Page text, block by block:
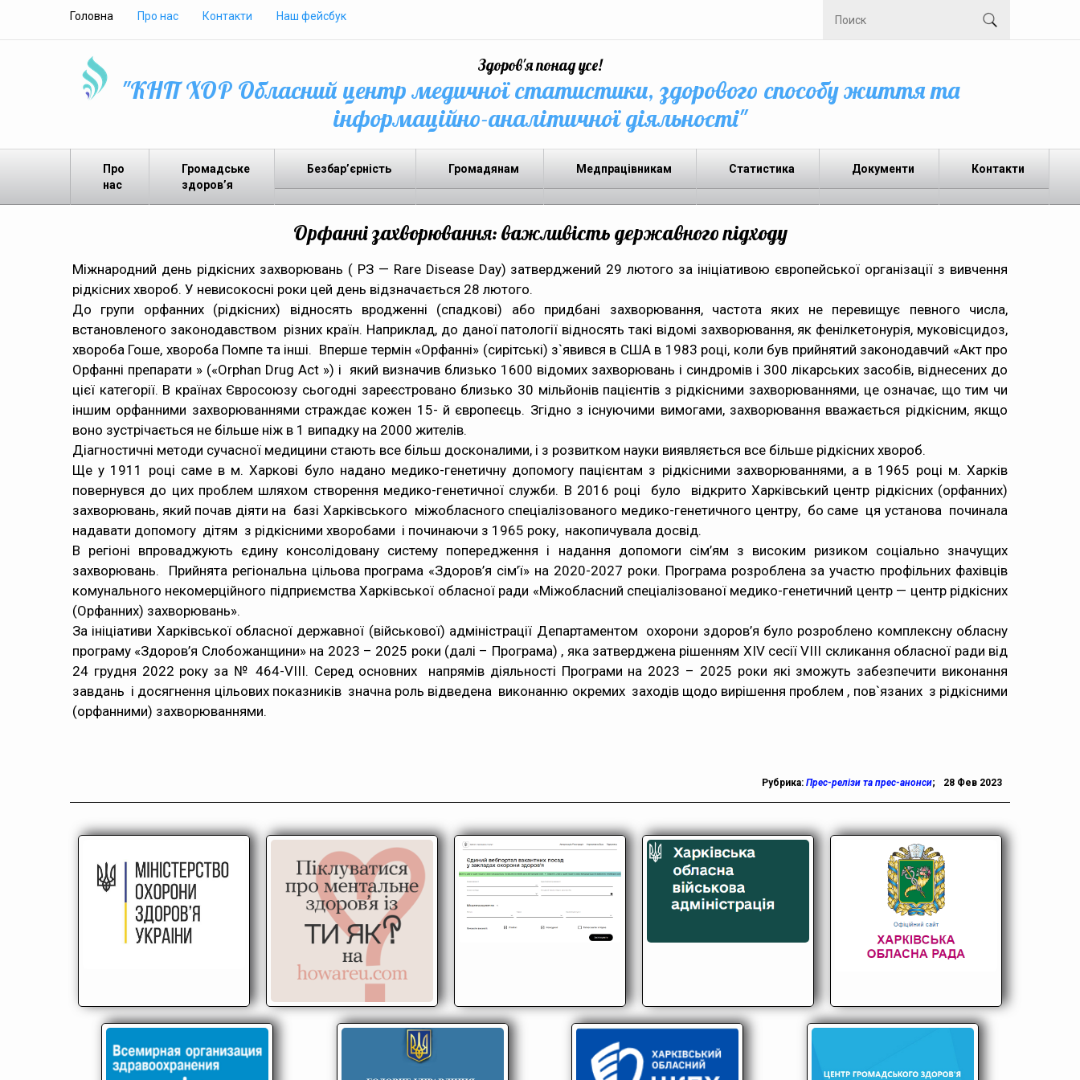
Головна Про нас Контакти Наш фейсбук
Здоров'я понад усе!
"КНП ХОР Обласний центр медичної статистики, здорового способу життя та
інформаційно-аналітичної діяльності"
Про
нас
Громадське
здоров’я
Безбар’єрність Громадянам Медпрацівникам Статистика Документи Контакти
Орфанні захворювання: важливість державного підходу
Міжнародний день рідкісних захворювань ( РЗ — Rare Disease Day) затверджений 29 лютого за ініціативою європейської організації з вивчення
рідкісних хвороб. У невисокосні роки цей день відзначається 28 лютого.
До групи орфанних (рідкісних) відносять вродженні (спадкові) або придбані захворювання, частота яких не перевищує певного числа,
встановленого законодавством різних країн. Наприклад, до даної патології відносять такі відомі захворювання, як фенілкетонурія, муковісцидоз,
хвороба Гоше, хвороба Помпе та інші. Вперше термін «Орфаннi» (сирітські) з`явився в США в 1983 році, коли був прийнятий законодавчий «Акт про
Орфаннi препарати » («Orphan Drug Act ») і який визначив близько 1600 відомих захворювань і синдромів і 300 лікарських засобів, віднесених до
цієї категорії. В країнах Євросоюзу сьогодні зареєстровано близько 30 мільйонів пацієнтів з рідкісними захворюваннями, це означає, що тим чи
іншим орфанними захворюваннями страждає кожен 15- й європеєць. Згідно з існуючими вимогами, захворювання вважається рідкісним, якщо
воно зустрічається не більше ніж в 1 випадку на 2000 жителів.
Діагностичні методи сучасної медицини стають все більш досконалими, і з розвитком науки виявляється все більше рідкісних хвороб.
Ще у 1911 році саме в м. Харкові було надано медико-генетичну допомогу пацієнтам з рідкісними захворюваннями, а в 1965 році м. Харків
повернувся до цих проблем шляхом створення медико-генетичної служби. В 2016 роцi було відкрито Харківський центр рідкісних (орфанних)
захворювань, який почав діяти на базі Харківського міжобласного спеціалізованого медико-генетичного центру, бо саме ця установа починала
надавати допомогу дітям з рідкісними хворобами і починаючи з 1965 року, накопичувала досвід.
В регіоні впроваджують єдину консолідовану систему попередження і надання допомоги сім’ям з високим ризиком соціально значущих
захворювань. Прийнята регіональна цільова програма «Здоров’я сім’ї» на 2020-2027 роки. Програма розроблена за участю профільних фахівців
комунального некомерційного підприємства Харківської обласної ради «Міжобласний спеціалізованої медико-генетичний центр — центр рідкісних
(Орфанних) захворювань».
За ініціативи Харківської обласної державної (військової) адміністрації Департаментом охорони здоров’я було розроблено комплексну обласну
програму «Здоров’я Слобожанщини» на 2023 – 2025 роки (далі – Програма) , яка затверджена рішенням XIV сесії VIII скликання обласної ради від
24 грудня 2022 року за № 464-VIII. Серед основних напрямів діяльності Програми на 2023 – 2025 роки які зможуть забезпечити виконання
завдань і досягнення цільових показників значна роль відведена виконанню окремих заходів щодо вирішення проблем , пов`язаних з рідкісними
(орфанними) захворюваннями.
Рубрика: Прес-релізи та прес-анонси; 28 Фев 2023